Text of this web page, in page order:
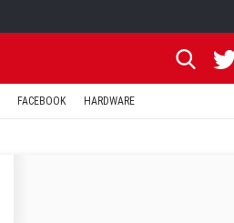
FACEBOOK HARDWARE